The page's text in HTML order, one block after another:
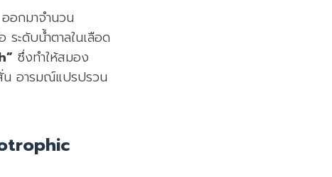
อกมาจำนวน
ระดับน้ำตาลในเลือด
ซึ่งทำให้สมอง
น อารมณ์แปรปรวน